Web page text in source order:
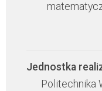
Jednostka
Politechnika